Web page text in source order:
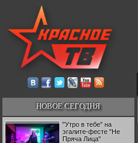
НОВОЕ СЕГОДНЯ
"Утро в тебе" на
эгалите-фесте "Не
Пряча Лица"